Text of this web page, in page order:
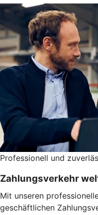
Professionell und
Zahlungsverkehr
Mit unseren
geschäftlichen